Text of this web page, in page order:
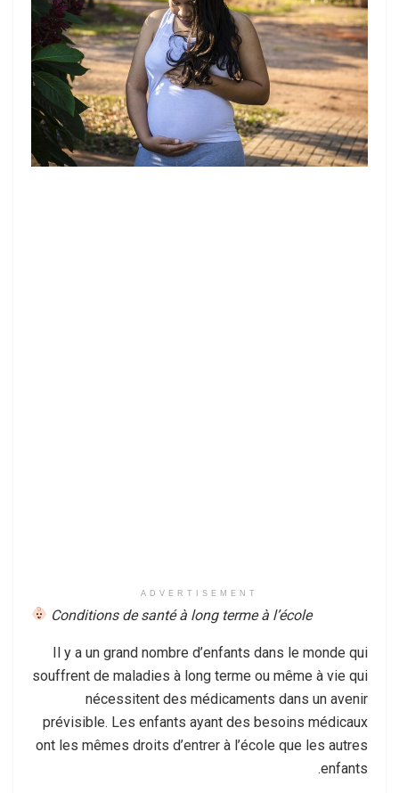
ADVERTISEMENT
Conditions de santé à long terme à l’école
Il y a un grand nombre d’enfants dans le monde qui
souffrent de maladies à long terme ou même à vie qui
nécessitent des médicaments dans un avenir
prévisible. Les enfants ayant des besoins médicaux
ont les mêmes droits d’entrer à l’école que les autres
enfants.